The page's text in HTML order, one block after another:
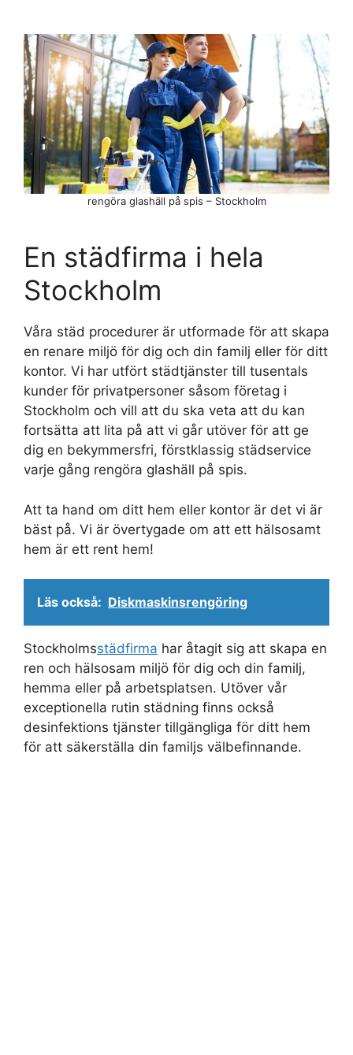
En städfirma i hela
Stockholm
Våra städ procedurer är utformade för att skapa
en renare miljö för dig och din familj eller för ditt
kontor. Vi har utfört städtjänster till tusentals
kunder för privatpersoner såsom företag i
Stockholm och vill att du ska veta att du kan
fortsätta att lita på att vi går utöver för att ge
dig en bekymmersfri, förstklassig städservice
varje gång rengöra glashäll på spis.
Att ta hand om ditt hem eller kontor är det vi är
bäst på. Vi är övertygade om att ett hälsosamt
hem är ett rent hem!
Läs också: Diskmaskinsrengöring
Stockholmsstädfirma har åtagit sig att skapa en
ren och hälsosam miljö för dig och din familj,
hemma eller på arbetsplatsen. Utöver vår
exceptionella rutin städning finns också
desinfektions tjänster tillgängliga för ditt hem
för att säkerställa din familjs välbefinnande.
rengöra glashäll på spis – Stockholm